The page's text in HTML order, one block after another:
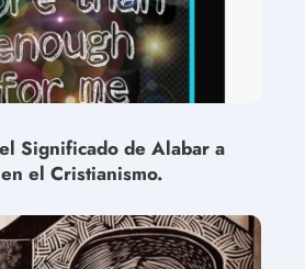
Significado de Alabar a
el Cristianismo.